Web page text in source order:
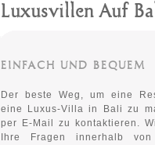
Luxusvillen Auf
EINFACH UND BEQUEM
Der beste Weg, um eine
eine Luxus-Villa in Bali zu
per E-Mail zu kontaktieren.
Ihre Fragen innerhalb